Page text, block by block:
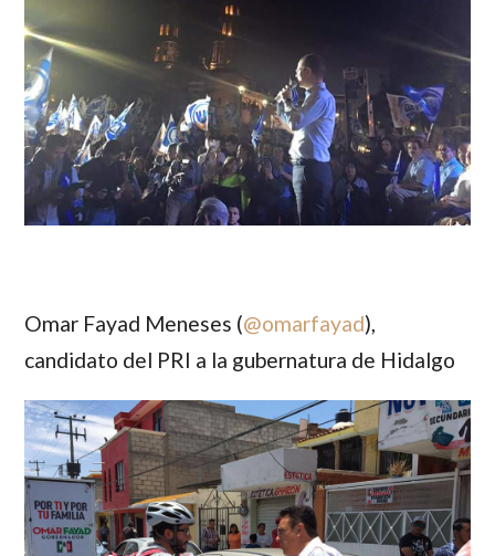
Omar Fayad Meneses (@omarfayad),
candidato del PRI a la gubernatura de Hidalgo